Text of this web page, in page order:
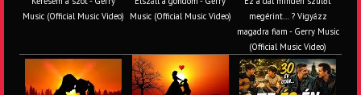
Music (Official Music Video)
Music (Official Music Video)
megérint… ? Vigyázz
magadra fiam - Gerry Music
(Official Music Video)